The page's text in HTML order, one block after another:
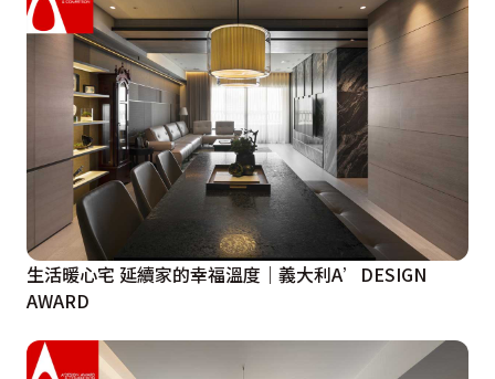
生活暖心宅 延續家的幸福溫度｜義大利A’DESIGN
AWARD